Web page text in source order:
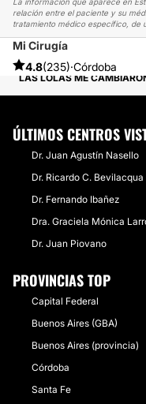
relación entre el paciente y su
tratamiento médico específico, de
Mi Cirugía
4.8(235)·Córdoba
ESTETICAS
EXPERIENCIAS SOBRE
LAS LOLAS ME
ÚLTIMOS CENTROS
Dr. Juan Agustín Nasello
Dr. Ricardo C. Bevilacqua
Dr. Fernando Ibañez
Dra. Graciela Mónica
Dr. Juan Piovano
PROVINCIAS TOP
Capital Federal
Buenos Aires (GBA)
Buenos Aires (provincia)
Córdoba
Santa Fe